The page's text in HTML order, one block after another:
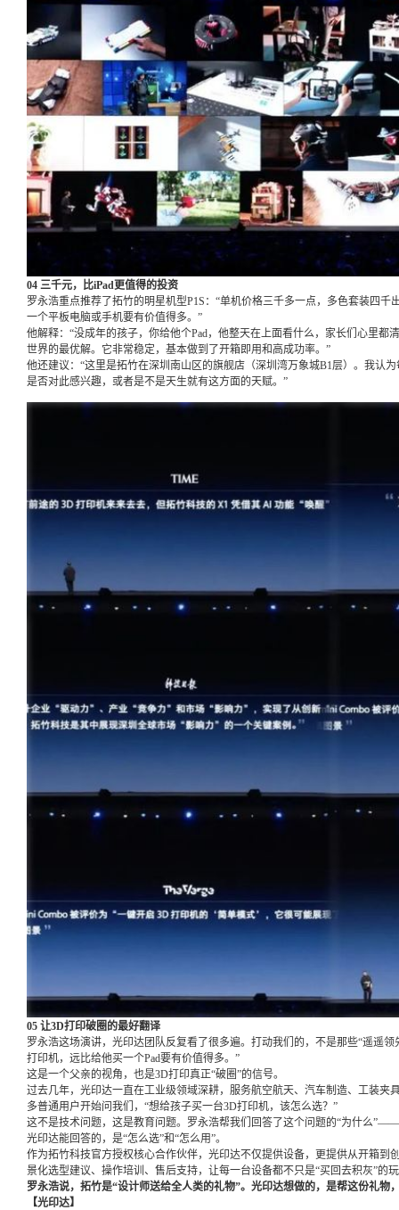
04 三千元，比iPad更值得的投资
罗永浩重点推荐了拓竹的明星机型P1S：“单机价格三千多一点，多色套装四
一个平板电脑或手机要有价值得多。”
他解释：“没成年的孩子，你给他个Pad，他整天在上面看什么，家长们心里都
世界的最优解。它非常稳定，基本做到了开箱即用和高成功率。”
他还建议：“这里是拓竹在深圳南山区的旗舰店（深圳湾万象城B1层）。我认
是否对此感兴趣，或者是不是天生就有这方面的天赋。”
05 让3D打印破圈的最好翻译
罗永浩这场演讲，光印达团队反复看了很多遍。打动我们的，不是那些“遥遥
打印机，远比给他买一个Pad要有价值得多。”
这是一个父亲的视角，也是3D打印真正“破圈”的信号。
过去几年，光印达一直在工业级领域深耕，服务航空航天、汽车制造、工装夹
多普通用户开始问我们，“想给孩子买一台3D打印机，该怎么选？”
这不是技术问题，这是教育问题。罗永浩帮我们回答了这个问题的“为什么
光印达能回答的，是“怎么选”和“怎么用”。
作为拓竹科技官方授权核心合作伙伴，光印达不仅提供设备，更提供从开箱到
景化选型建议、操作培训、售后支持，让每一台设备都不只是“买回去积灰”的
罗永浩说，拓竹是“设计师送给全人类的礼物”。光印达想做的，是帮这份礼物
【光印达】